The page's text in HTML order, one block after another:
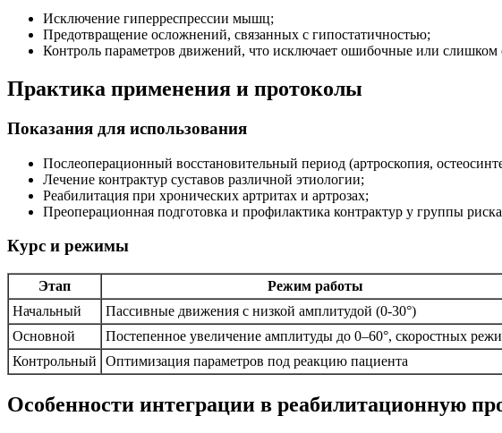
Исключение гиперреспрессии мышц;
Предотвращение осложнений, связанных с гипостатичностью;
Контроль параметров движений, что исключает ошибочные или слишком
Практика применения и протоколы
Показания для использования
Послеоперационный восстановительный период (артроскопия,
Лечение контрактур суставов различной этиологии;
Реабилитация при хронических артритах и артрозах;
Преоперационная подготовка и профилактика контрактур у группы
Курс и режимы
Этап Режим работы
Начальный
Пассивные движения с низкой амплитудой (0-30°)
Основной
Постепенное увеличение амплитуды до 0–60°, скоростных
Контрольный
Оптимизация параметров под реакцию пациента
Особенности интеграции в реабилитационную